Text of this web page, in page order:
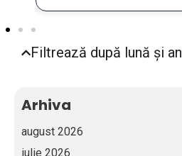
Filtrează după lună și an
Arhiva
august 2026
iulie 2026